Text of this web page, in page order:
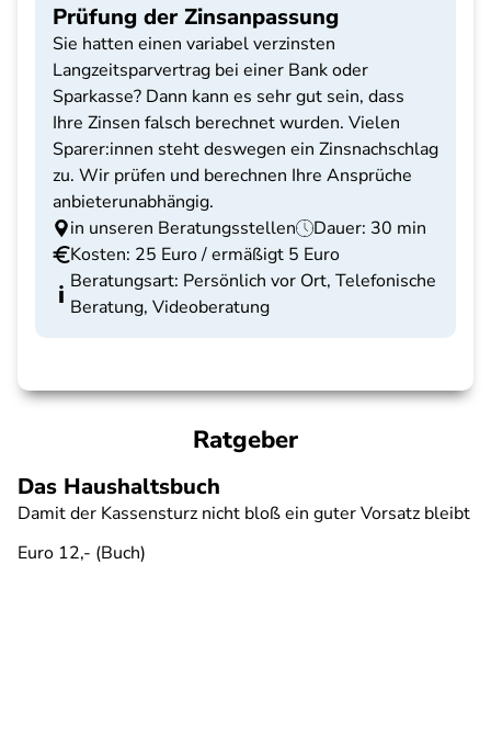
Prüfung der Zinsanpassung
Sie hatten einen variabel verzinsten
Langzeitsparvertrag bei einer Bank oder
Sparkasse? Dann kann es sehr gut sein, dass
Ihre Zinsen falsch berechnet wurden. Vielen
Sparer:innen steht deswegen ein Zinsnachschlag
zu. Wir prüfen und berechnen Ihre Ansprüche
anbieterunabhängig.
in unseren Beratungsstellen
Dauer: 30 min
Kosten: 25 Euro / ermäßigt 5 Euro
Beratungsart: Persönlich vor Ort, Telefonische
Beratung, Videoberatung
Ratgeber
Das Haushaltsbuch
Damit der Kassensturz nicht bloß ein guter Vorsatz bleibt
Euro 12,- (Buch)